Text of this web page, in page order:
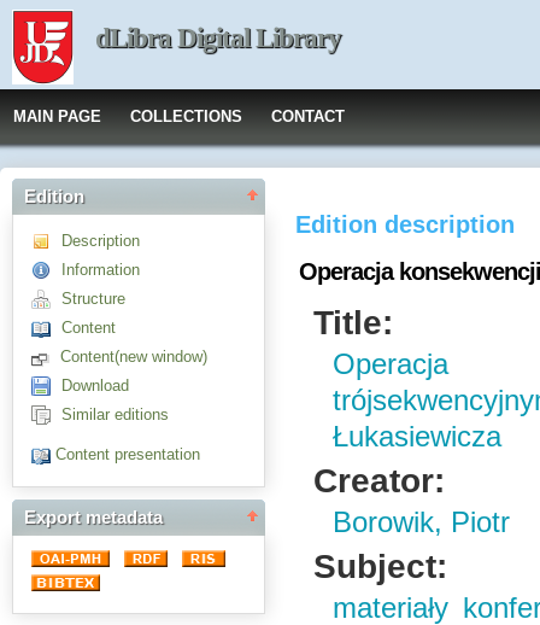
dLibra Digital Library
MAIN PAGE COLLECTIONS CONTACT
Edition
Description
Information
Structure
Content
Content(new window)
Download
Similar editions
Content presentation
Export metadata
Edition description
Operacja
Title:
Łukasiewicza
Creator:
Borowik, Piotr
Subject:
materiały